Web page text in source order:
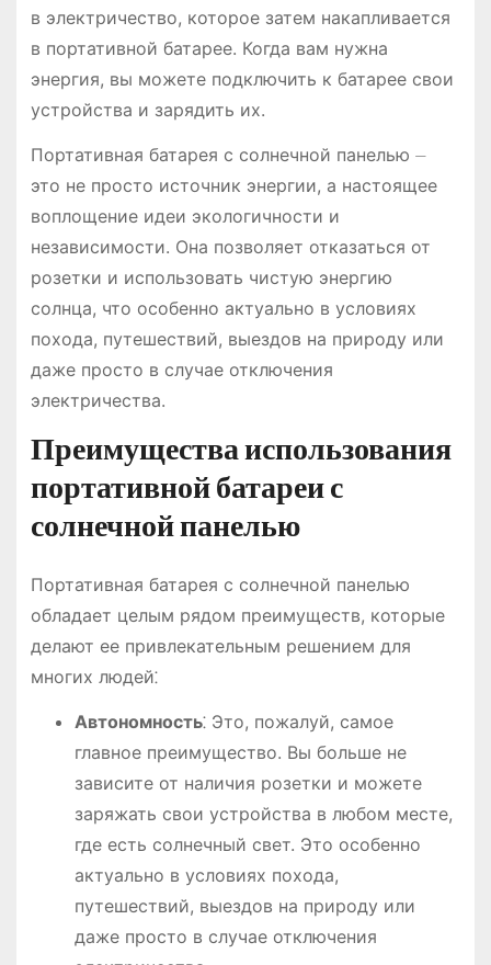
в электричество, которое затем накапливается
в портативной батарее. Когда вам нужна
энергия, вы можете подключить к батарее свои
устройства и зарядить их.
Портативная батарея с солнечной панелью ⏤
это не просто источник энергии, а настоящее
воплощение идеи экологичности и
независимости. Она позволяет отказаться от
розетки и использовать чистую энергию
солнца, что особенно актуально в условиях
похода, путешествий, выездов на природу или
даже просто в случае отключения
электричества.
Преимущества использования
портативной батареи с
солнечной панелью
Портативная батарея с солнечной панелью
обладает целым рядом преимуществ, которые
делают ее привлекательным решением для
многих людей⁚
Автономность⁚ Это, пожалуй, самое
главное преимущество. Вы больше не
зависите от наличия розетки и можете
заряжать свои устройства в любом месте,
где есть солнечный свет. Это особенно
актуально в условиях похода,
путешествий, выездов на природу или
даже просто в случае отключения